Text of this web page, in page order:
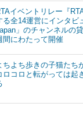
イベントリレー『
る全14運営にインタビ
」のチャンネルの
間にわたって開催
ちよち歩きの子猫たち
ロコロと転がっては起